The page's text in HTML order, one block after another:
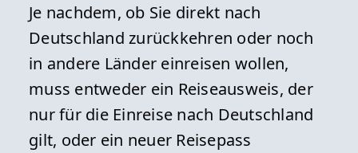
Je nachdem, ob Sie direkt nach
Deutschland zurückkehren oder noch
in andere Länder einreisen wollen,
muss entweder ein Reiseausweis, der
nur für die Einreise nach Deutschland
gilt, oder ein neuer Reisepass